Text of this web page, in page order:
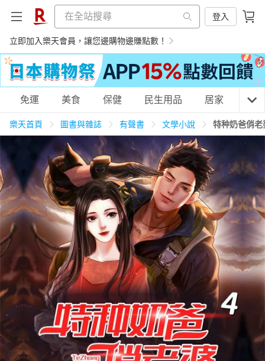
登入
立即加入樂天會員，讓您邊購物邊賺點數！
購物網分類
天天免運 美食蛋糕 養生保健 民生用品
居家生活 3C家電 運動休閒 親子玩具
女裝 男裝 化妝保養 情趣用品
日本購物 電子/紙本書
HOT
免運 美食 保健 民生用品 居家 3C
樂天首頁 圖書與雜誌 有聲書 文學小說 特种奶爸俏